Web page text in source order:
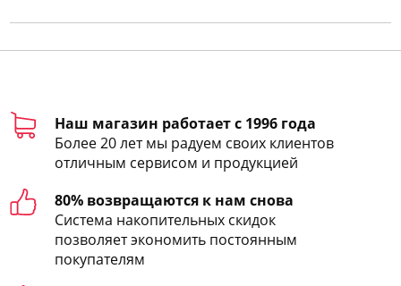
Наш магазин работает с 1996 года
Более 20 лет мы радуем своих клиентов
отличным сервисом и продукцией
80% возвращаются к нам снова
Система накопительных скидок
позволяет экономить постоянным
покупателям